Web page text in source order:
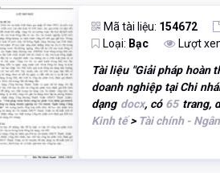
Mã tài liệu: 154672
Loại: Bạc Lượt
Tài liệu "Giải pháp hoàn
doanh nghiệp tại Chi
dạng docx, có 65trang,
Kinh tế> Tài chính -